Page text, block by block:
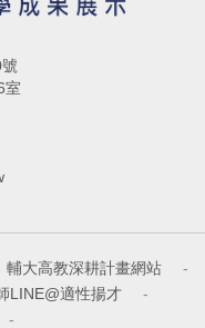
室
輔大高教深耕計畫網站
-
LINE@適性揚才
-
-